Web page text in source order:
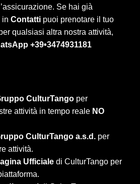
Se hai già
inContatti puoi prenotare il tuo
qualsiasi altra nostra attività,
+39•3474931181
CulturTango per
attività in tempo reale NO
CulturTango a.s.d. per
attività.
Ufficiale di CulturTango per